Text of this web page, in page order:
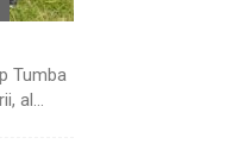
Tumba
al...